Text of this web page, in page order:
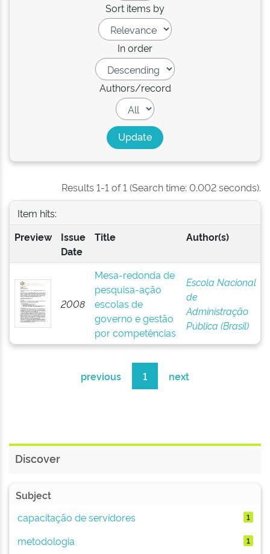
Sort items by
In order
Authors/record
Results 1-1 of 1 (Search time: 0.002 seconds).
Item hits:
Preview
Issue
Date
Title Author(s)
2008
Mesa-redonda de
pesquisa-ação
escolas de
governo e gestão
por competências
Escola Nacional
de
Administração
Pública (Brasil)
previous 1 next
Discover
Subject
capacitação de servidores
1
metodologia 1